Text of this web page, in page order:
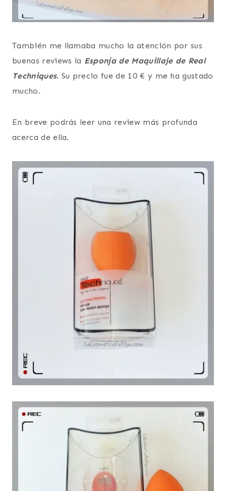
También me llamaba mucho la atención por sus
buenas reviews la Esponja de Maquillaje de Real
Techniques. Su precio fue de 10 € y me ha gustado
mucho.
En breve podrás leer una review más profunda
acerca de ella.